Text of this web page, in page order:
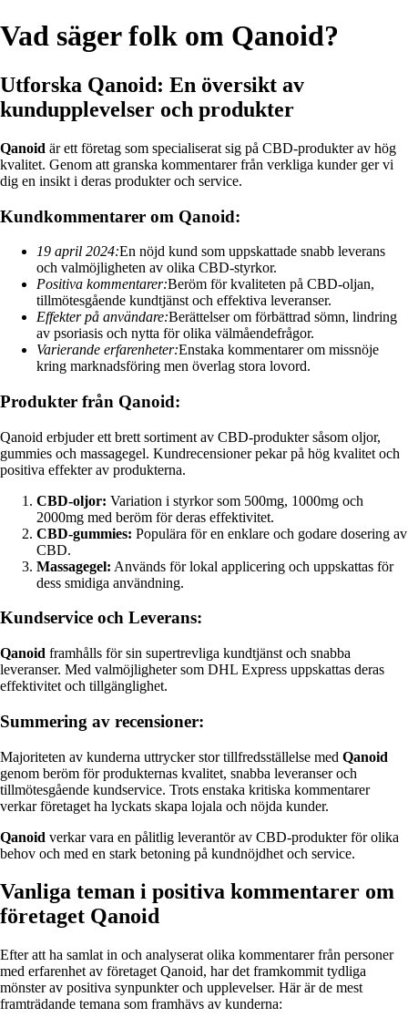
Vad säger folk om Qanoid?
Utforska Qanoid: En översikt av
kundupplevelser och produkter
Qanoid är ett företag som specialiserat sig på CBD-produkter av hög
kvalitet. Genom att granska kommentarer från verkliga kunder ger vi
dig en insikt i deras produkter och service.
Kundkommentarer om Qanoid:
19 april 2024:En nöjd kund som uppskattade snabb leverans
och valmöjligheten av olika CBD-styrkor.
Positiva kommentarer:Beröm för kvaliteten på CBD-oljan,
tillmötesgående kundtjänst och effektiva leveranser.
Effekter på användare:Berättelser om förbättrad sömn, lindring
av psoriasis och nytta för olika välmåendefrågor.
Varierande erfarenheter:Enstaka kommentarer om missnöje
kring marknadsföring men överlag stora lovord.
Produkter från Qanoid:
Qanoid erbjuder ett brett sortiment av CBD-produkter såsom oljor,
gummies och massagegel. Kundrecensioner pekar på hög kvalitet och
positiva effekter av produkterna.
CBD-oljor: Variation i styrkor som 500mg, 1000mg och
2000mg med beröm för deras effektivitet.
CBD-gummies: Populära för en enklare och godare dosering av
CBD.
Massagegel: Används för lokal applicering och uppskattas för
dess smidiga användning.
Kundservice och Leverans:
Qanoid framhålls för sin supertrevliga kundtjänst och snabba
leveranser. Med valmöjligheter som DHL Express uppskattas deras
effektivitet och tillgänglighet.
Summering av recensioner:
Majoriteten av kunderna uttrycker stor tillfredsställelse med Qanoid
genom beröm för produkternas kvalitet, snabba leveranser och
tillmötesgående kundservice. Trots enstaka kritiska kommentarer
verkar företaget ha lyckats skapa lojala och nöjda kunder.
Qanoid verkar vara en pålitlig leverantör av CBD-produkter för olika
behov och med en stark betoning på kundnöjdhet och service.
Vanliga teman i positiva kommentarer om
företaget Qanoid
Efter att ha samlat in och analyserat olika kommentarer från personer
med erfarenhet av företaget Qanoid, har det framkommit tydliga
mönster av positiva synpunkter och upplevelser. Här är de mest
framträdande temana som framhävs av kunderna: